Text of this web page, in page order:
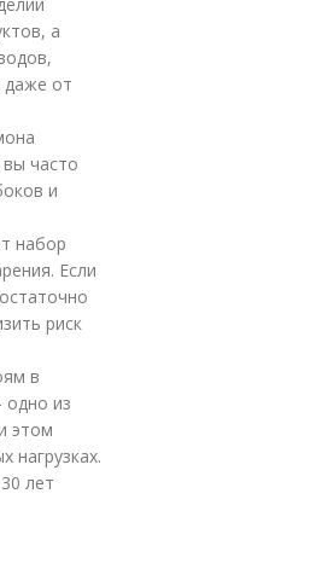
а
даже от
часто
и
набор
Если
риск
в
одно из
этом
нагрузках.
лет